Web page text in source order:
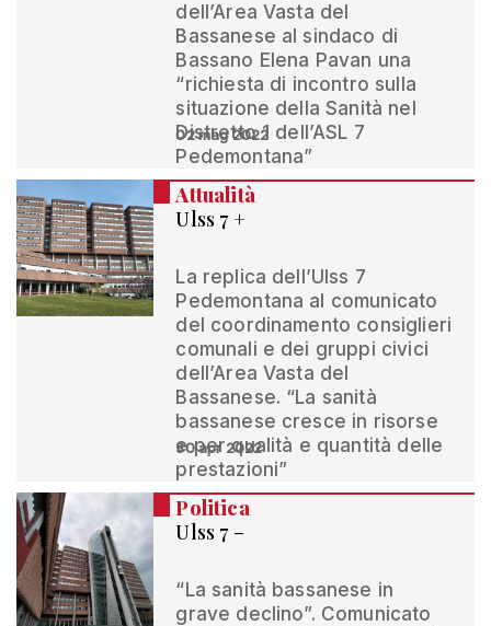
dell’Area Vasta del
Bassanese al sindaco di
Bassano Elena Pavan una
“richiesta di incontro sulla
situazione della Sanità nel
Distretto 1 dell’ASL 7
Pedemontana”
02 mag 2022
Attualità
Ulss 7 +
La replica dell’Ulss 7
Pedemontana al comunicato
del coordinamento consiglieri
comunali e dei gruppi civici
dell’Area Vasta del
Bassanese. “La sanità
bassanese cresce in risorse
e per qualità e quantità delle
prestazioni”
30 apr 2022
Politica
Ulss 7 –
“La sanità bassanese in
grave declino”. Comunicato